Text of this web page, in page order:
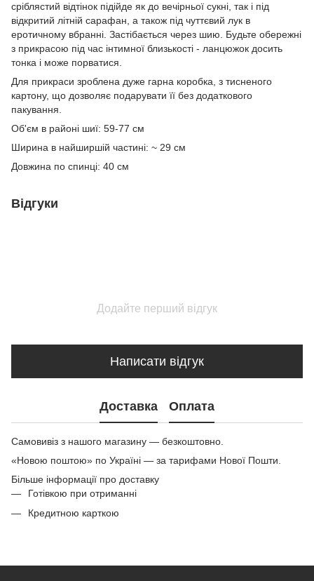
сріблястий відтінок підійде як до вечірньої сукні, так і під
відкритий літній сарафан, а також під чуттєвий лук в
еротичному вбранні. Застібається через шию. Будьте обережні
з прикрасою під час інтимної близькості - ланцюжок досить
тонка і може порватися.
Для прикраси зроблена дуже гарна коробка, з тисненого
картону, що дозволяє подарувати її без додаткового
пакування.
Об'єм в районі шиї: 59-77 см
Ширина в найширшій частині: ~ 29 см
Довжина по спинці: 40 см
Відгуки
Додайте перший відгук
Написати відгук
Доставка Оплата
Самовивіз з нашого магазину — безкоштовно.
«Новою поштою» по Україні — за тарифами Нової Пошти.
Більше інформації про доставку
Готівкою при отриманні
Кредитною карткою